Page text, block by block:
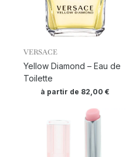
VERSACE
Yellow Diamond – Eau de
Toilette
à partir de 82,00 €